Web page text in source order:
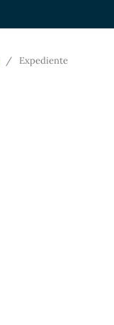
/ Expediente